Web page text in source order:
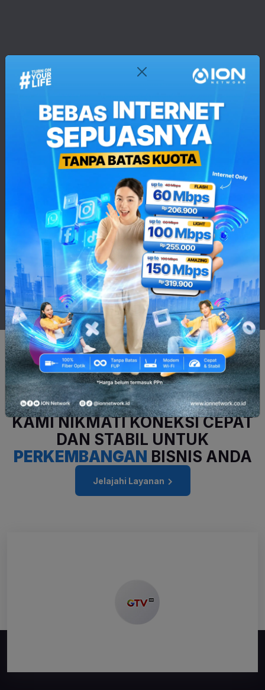
Lengkapi Kesenangan Anda Di
Internet + TV
Kami.Untuk
PengalamanHiburan Terbaik!
Lihat Layanan / 021-3000-1100
PRODUKTIVITAS TANPA BATAS!
UPGRADE KEINTERNET SOHO
KAMINIKMATI KONEKSI CEPAT
DAN STABIL UNTUK
PERKEMBANGAN BISNIS ANDA
Jelajahi Layanan